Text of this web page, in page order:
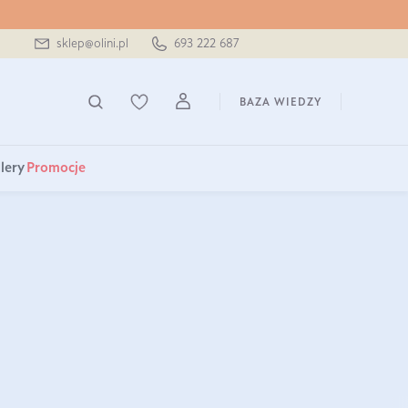
sklep@olini.pl 693 222 687
BAZA WIEDZY
Promocje